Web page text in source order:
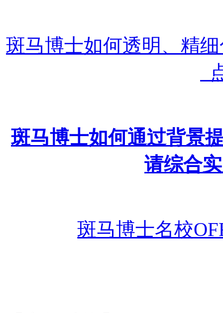
斑马博士如何透明、精
斑马博士如何通过背景
请综合
斑马博士名校